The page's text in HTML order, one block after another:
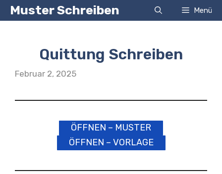
ZumMuster Schreiben Menü
Quittung Schreiben
Februar 2, 2025
ÖFFNEN – MUSTER
ÖFFNEN – VORLAGE